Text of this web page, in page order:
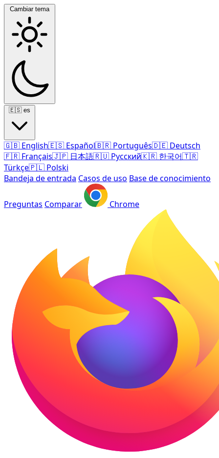
Cambiar tema
🇪🇸 es
🇬🇧 English🇪🇸 Español🇧🇷 Português🇩🇪 Deutsch
🇫🇷 Français🇯🇵 日本語🇷🇺 Русский🇰🇷 한국어🇹🇷
Türkçe🇵🇱 Polski
Bandeja de entrada Casos de uso Base de conocimiento
Preguntas Comparar Chrome